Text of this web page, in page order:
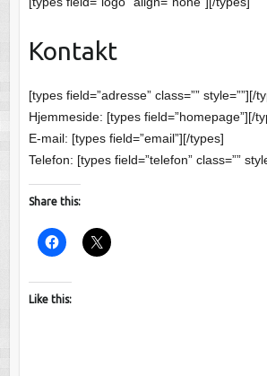
Kontakt
[types field=”adresse” class=”” style=””][/
Hjemmeside: [types field=”homepage”][/
E-mail: [types field=”email”][/types]
Telefon: [types field=”telefon” class=””
Share this:
Like this: